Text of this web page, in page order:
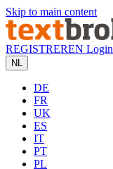
Skip to main content
REGISTREREN Login
NL
DE
FR
UK
ES
IT
PT
PL